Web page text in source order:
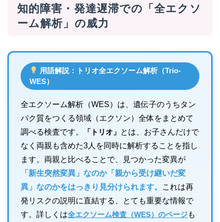
知的障害・発達遅滞での「全エクソ
ーム解析」の威力
用語解説：トリオ全エクソーム解析（Trio-
WES）
全エクソーム解析（WES）は、遺伝子のうちタン
パク質をつくる領域（エクソン）全体をまとめて
調べる検査です。
「トリオ」 とは、お子さんだけで
なく両親も含めた3人を同時に解析することを指し
ます。両親と比べることで、見つかった変異が
「新生突然変異」なのか「親から受け継いだ変
異」なのかをはっきり見分けられます。
これは再
発リスクの説明に直結する、とても重要な情報で
す。詳しくは全エクソーム検査（WES）のページも